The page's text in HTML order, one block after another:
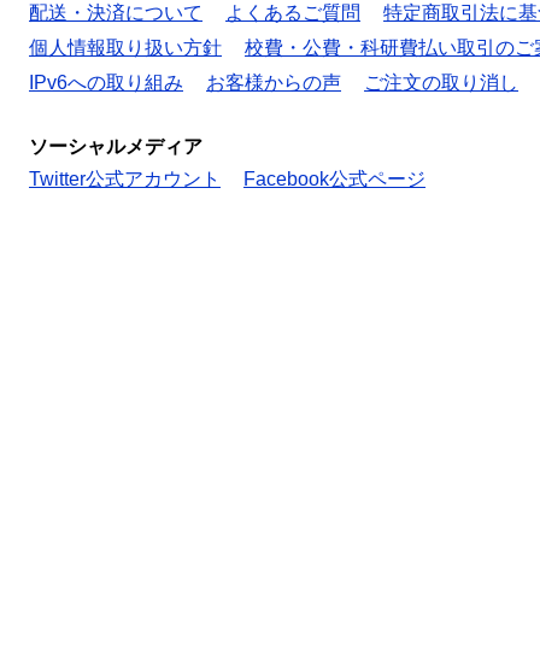
配送・決済について
よくあるご質問
特定商取引法に
個人情報取り扱い方針
校費・公費・科研費払い取引のご
IPv6への取り組み
お客様からの声 ご注文の取り消し
ソーシャルメディア
Twitter公式アカウント
Facebook公式ページ